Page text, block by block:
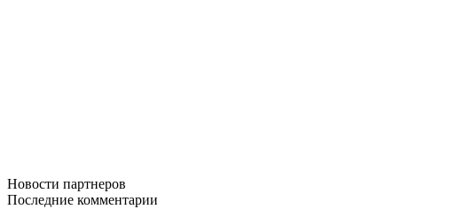
Новости партнеров
Последние комментарии